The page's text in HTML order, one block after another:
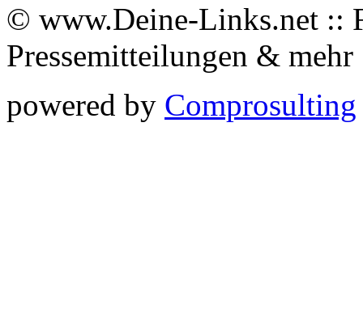
© www.Deine-Links.net ::
Pressemitteilungen &
powered by Comprosulting